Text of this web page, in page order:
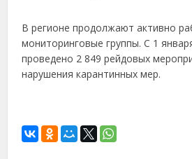
В регионе продолжают активно
мониторинговые группы. С 1
проведено 2 849 рейдовых
нарушения карантинных мер.